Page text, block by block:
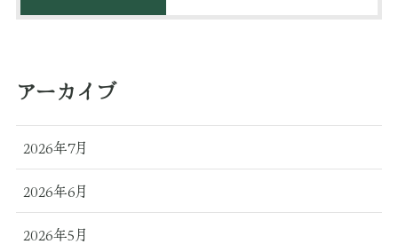
アーカイブ
2026年7月
2026年6月
2026年5月